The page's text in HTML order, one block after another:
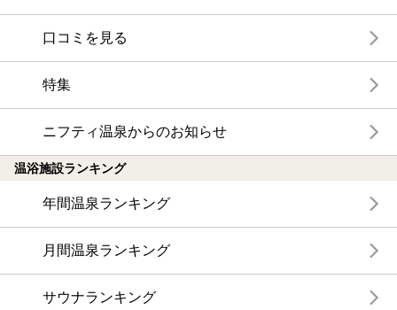
口コミを見る
特集
ニフティ温泉からのお知らせ
温浴施設ランキング
年間温泉ランキング
月間温泉ランキング
サウナランキング